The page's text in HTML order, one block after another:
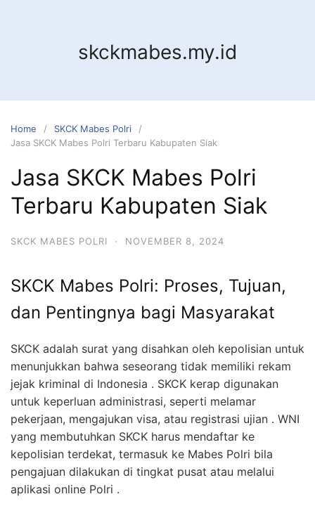
skckmabes.my.id
Home
SKCK Mabes Polri
Jasa SKCK Mabes Polri Terbaru Kabupaten Siak
Jasa SKCK Mabes Polri
Terbaru Kabupaten Siak
SKCK MABES POLRI · NOVEMBER 8, 2024
SKCK Mabes Polri: Proses, Tujuan,
dan Pentingnya bagi Masyarakat
SKCK adalah surat yang disahkan oleh kepolisian untuk
menunjukkan bahwa seseorang tidak memiliki rekam
jejak kriminal di Indonesia . SKCK kerap digunakan
untuk keperluan administrasi, seperti melamar
pekerjaan, mengajukan visa, atau registrasi ujian . WNI
yang membutuhkan SKCK harus mendaftar ke
kepolisian terdekat, termasuk ke Mabes Polri bila
pengajuan dilakukan di tingkat pusat atau melalui
aplikasi online Polri .